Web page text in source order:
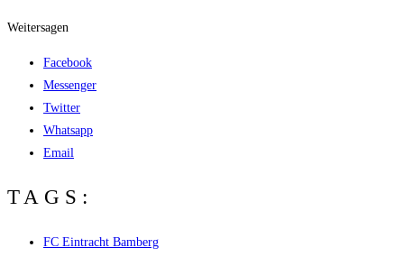
Weitersagen
Facebook
Messenger
Twitter
Whatsapp
Email
TAGS:
FC Eintracht Bamberg